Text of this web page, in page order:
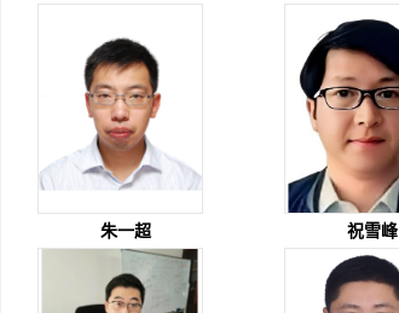
朱一超 祝雪峰